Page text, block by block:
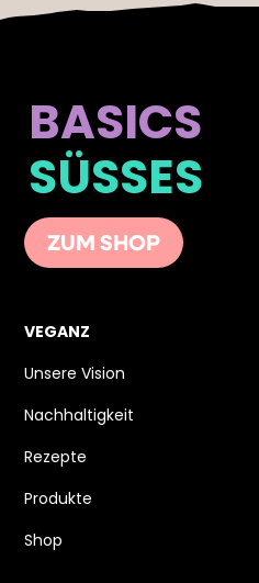
BASICS
SÜSSES
ZUM SHOP
VEGANZ
Unsere Vision
Nachhaltigkeit
Rezepte
Produkte
Shop